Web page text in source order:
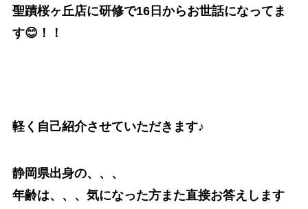
聖蹟桜ヶ丘店に研修で16日からお世話になってま
す😊！！
軽く自己紹介させていただきます♪
静岡県出身の、、、
年齢は、、、気になった方また直接お答えします